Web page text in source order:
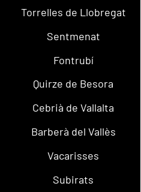
Torrelles de Llobregat
Sentmenat
Fontrubí
Quirze de Besora
Cebrià de Vallalta
Barberà del Vallès
Vacarisses
Subirats